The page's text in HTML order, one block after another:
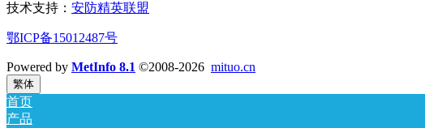
技术支持： 安防精英联盟
鄂ICP备15012487号
Powered by MetInfo 8.1 ©2008-2026 mituo.cn
繁体
首页
产品